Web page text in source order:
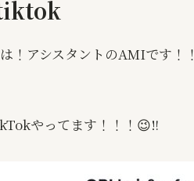
！ アシスタントのAMIです！！
やってます！！！😉‼️